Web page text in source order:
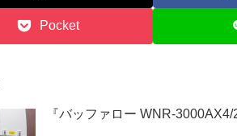
Pocket
『バッファロー WNR-